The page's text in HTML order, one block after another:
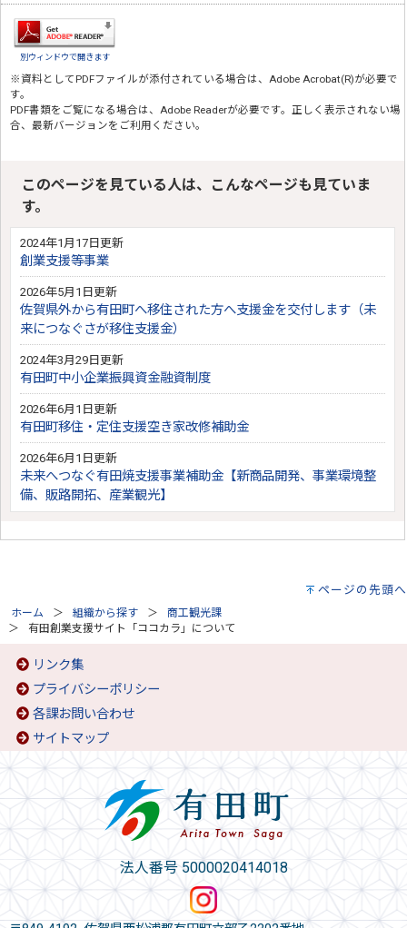
別ウィンドウで開きます
※資料としてPDFファイルが添付されている場合は、 Adobe Acrobat(R)が必要で
す。
PDF書類をご覧になる場合は、 Adobe Readerが必要です。正しく表示されない場
合、最新バージョンをご利用ください。
このページを見ている人は、こんなページも見ていま
す。
2024年1月17日更新
創業支援等事業
2026年5月1日更新
佐賀県外から有田町へ移住された方へ支援金を交付します（未
来につなぐさが移住支援金）
2024年3月29日更新
有田町中小企業振興資金融資制度
2026年6月1日更新
有田町移住・定住支援空き家改修補助金
2026年6月1日更新
未来へつなぐ有田焼支援事業補助金【新商品開発、事業環境整
備、販路開拓、産業観光】
ページの先頭へ
ホーム 組織から探す
商工観光課
有田創業支援サイト「ココカラ」について
リンク集
プライバシーポリシー
各課お問い合わせ
サイトマップ
法人番号 5000020414018